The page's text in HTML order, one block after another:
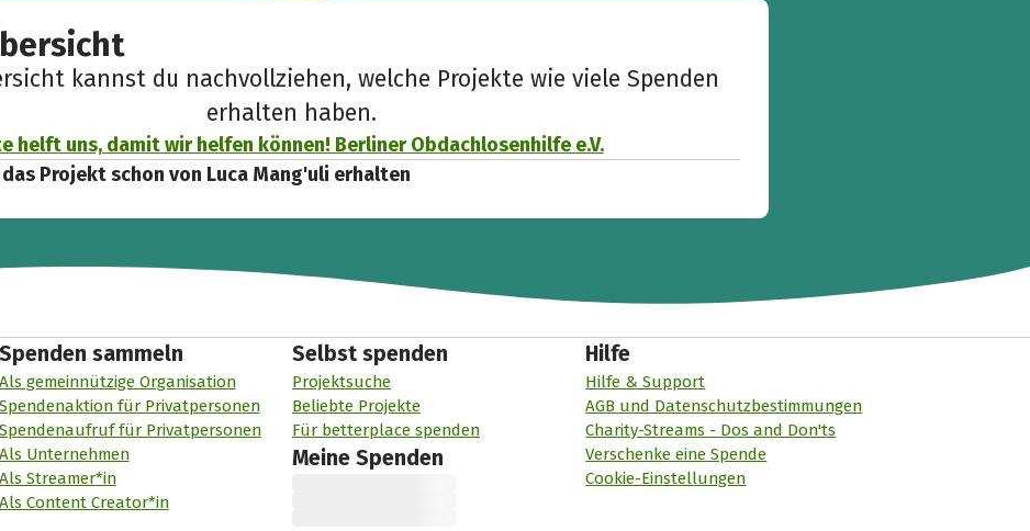
kannst du nachvollziehen, welche Projekte wie viele Spenden
erhalten haben.
helft uns, damit wir helfen können! Berliner Obdachlosenhilfe e.V.
Projekt schon von Luca Mang'uli erhalten
Spenden sammeln
Als gemeinnützige Organisation
Spendenaktion für Privatpersonen
Spendenaufruf für Privatpersonen
Als Unternehmen
Als Streamer*in
Als Content Creator*in
Selbst spenden
Projektsuche
Beliebte Projekte
Für betterplace spenden
Meine Spenden
Hilfe
Hilfe & Support
AGB und Datenschutzbestimmungen
Charity-Streams - Dos and Don'ts
Verschenke eine Spende
Cookie-Einstellungen